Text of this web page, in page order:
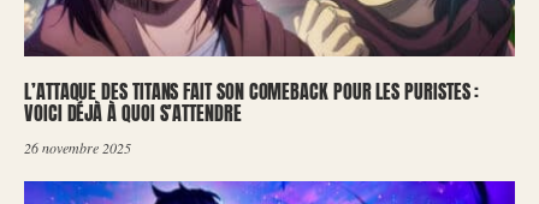
L’ATTAQUE DES TITANS FAIT SON COMEBACK POUR LES PURISTES :
VOICI DÉJÀ À QUOI S’ATTENDRE
26 novembre 2025